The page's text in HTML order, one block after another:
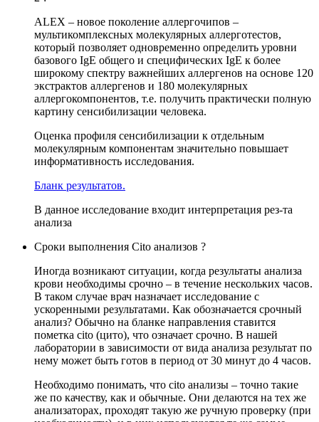
ALEX – новое поколение аллергочипов –
мультикомплексных молекулярных аллерготестов,
который позволяет одновременно определить уровни
базового IgE общего и специфических IgE к более
широкому спектру важнейших аллергенов на основе 120
экстрактов аллергенов и 180 молекулярных
аллергокомпонентов, т.е. получить практически полную
картину сенсибилизации человека.
Оценка профиля сенсибилизации к отдельным
молекулярным компонентам значительно повышает
информативность исследования.
Бланк результатов.
В данное исследование входит интерпретация рез-та
анализа
Сроки выполнения Cito анализов ?
Иногда возникают ситуации, когда результаты анализа
крови необходимы срочно – в течение нескольких часов.
В таком случае врач назначает исследование с
ускоренными результатами. Как обозначается срочный
анализ? Обычно на бланке направления ставится
пометка cito (цито), что означает срочно. В нашей
лаборатории в зависимости от вида анализа результат по
нему может быть готов в период от 30 минут до 4 часов.
Необходимо понимать, что cito анализы – точно такие
же по качеству, как и обычные. Они делаются на тех же
анализаторах, проходят такую же ручную проверку (при